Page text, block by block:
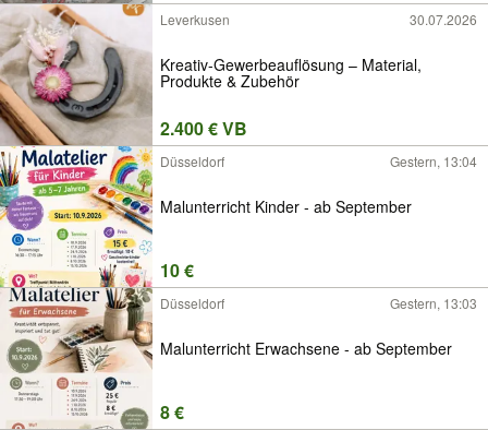
Leverkusen 30.07.2026
Kreativ-Gewerbeauflösung – Material,
Produkte & Zubehör
2.400 € VB
Düsseldorf Gestern, 13:04
Malunterricht Kinder - ab September
10 €
Düsseldorf Gestern, 13:03
Malunterricht Erwachsene - ab September
8 €